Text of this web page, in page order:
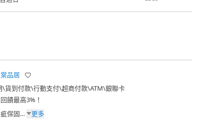
品居
\貨到付款\行動支付\超商付款\ATM\銀聯卡
饋最高3%！
保固，
正常
更多